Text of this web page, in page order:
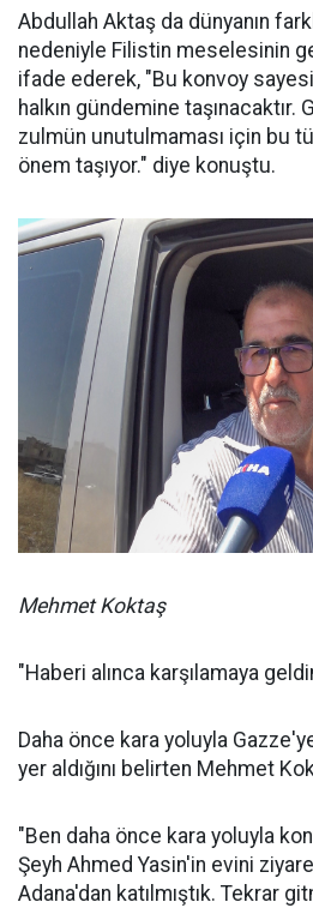
Abdullah Aktaş da dünyanın
nedeniyle Filistin meselesinin
ifade ederek, "Bu konvoy
halkın gündemine taşınacaktır.
zulmün unutulmaması için bu
önem taşıyor." diye konuştu.
Mehmet Koktaş
"Haberi alınca karşılamaya
Daha önce kara yoluyla
yer aldığını belirten Mehmet
"Ben daha önce kara yoluyla
Şeyh Ahmed Yasin'in evini
Adana'dan katılmıştık. Tekrar